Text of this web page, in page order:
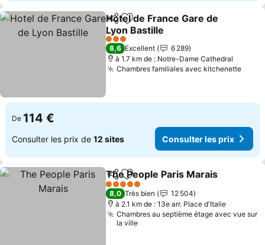
PartagerAjouter à mes favoris
Hotel de France Gare de
Lyon Bastille
3 Étoiles
8,6 Excellent
6 289
à 1.7 km de : Notre-Dame Cathedral
Chambres familiales avec kitchenette
De 114 €
Consulter les prix de 12 sites Consulter les prix
PartagerAjouter à mes favoris
The People Paris Marais
5 Étoiles
8,0 Très bien
12 504
à 2.1 km de : 13e arr. Place d'Italie
Chambres au septième étage avec vue sur
la ville